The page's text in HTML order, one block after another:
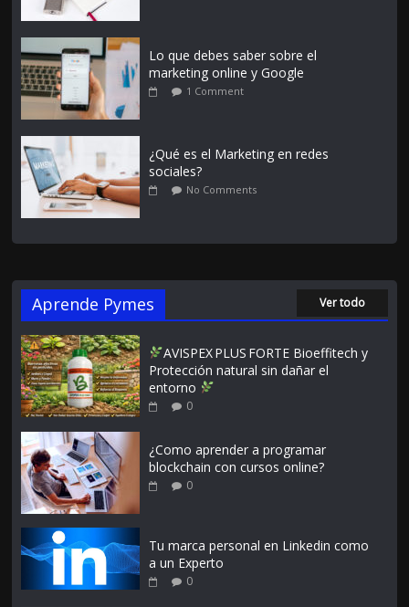
Lo que debes saber sobre el
marketing online y Google
1 Comment
¿Qué es el Marketing en redes
sociales?
No Comments
Aprende Pymes Ver todo
AVISPEX PLUS FORTE Bioeffitech y
Protección natural sin dañar el
entorno
0
¿Como aprender a programar
blockchain con cursos online?
0
Tu marca personal en Linkedin como
a un Experto
0